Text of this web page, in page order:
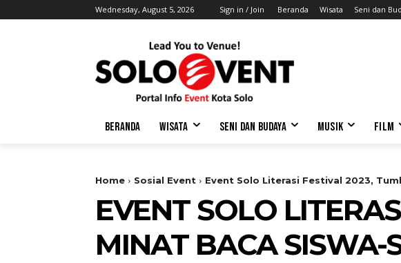
Wednesday, August 5, 2026 Sign in / Join Beranda Wisata Seni dan
BERANDA WISATA SENI DAN BUDAYA MUSIK FILM
Home Sosial Event Event Solo Literasi Festival 2023,
EVENT SOLO
MINAT BACA SISWA-